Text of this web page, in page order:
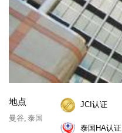
地点
曼谷, 泰国
JCI认证
泰国HA认证